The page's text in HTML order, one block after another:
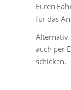
Euren
für das
Alternativ
auch per
schicken.